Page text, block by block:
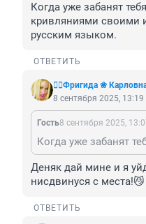
Когда уже забанят
кривляниями своими
русским языком.
ОТВЕТИТЬ
❤️‍🔥Фригида ❀
8 сентября 2025, 13:19
Гость8 сентября 2025,
Деняк дай мине и я
нисдвинуся с места!😼
ОТВЕТИТЬ